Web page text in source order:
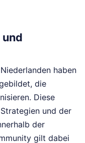
haben
die
Diese
und der
der
gilt dabei